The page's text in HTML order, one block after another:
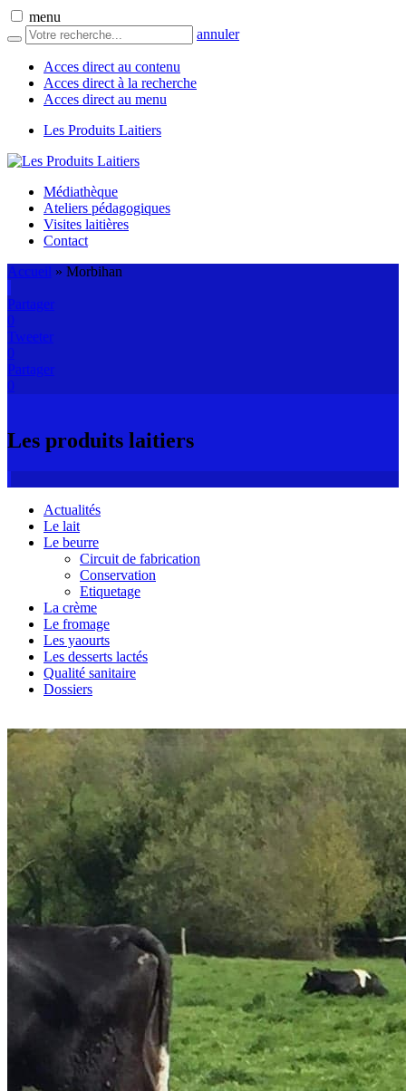
menu
annuler
Acces direct au contenu
Acces direct à la recherche
Acces direct au menu
Les Produits Laitiers
Médiathèque
Ateliers pédagogiques
Visites laitières
Contact
Accueil » Morbihan
Partager
0
Tweeter
0
Partager
0
Les produits laitiers
Actualités
Le lait
Le beurre
Circuit de fabrication
Conservation
Etiquetage
La crème
Le fromage
Les yaourts
Les desserts lactés
Qualité sanitaire
Dossiers